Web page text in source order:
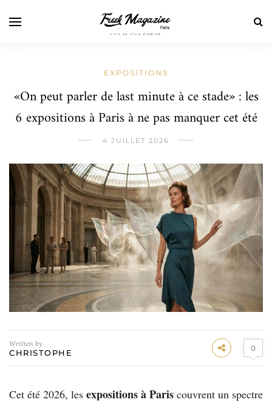
EXPOSITIONS
«On peut parler de last minute à ce stade» : les
6 expositions à Paris à ne pas manquer cet été
4 JUILLET 2026
Written by
CHRISTOPHE 0
Cet été 2026, les expositions à Paris couvrent un spectre